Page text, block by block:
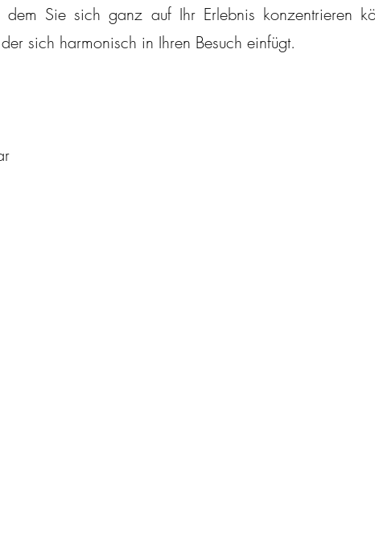
dem Sie sich ganz auf Ihr Erlebnis konzentrieren
sich harmonisch in Ihren Besuch einfügt.